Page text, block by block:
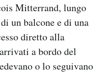
Mitterrand, lungo
un balcone e di una
diretto alla
a bordo del
o lo seguivano